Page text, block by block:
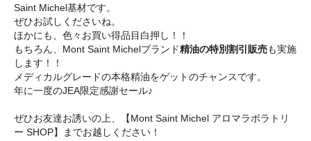
Saint Michel基材です。
ぜひお試しくださいね。
ほかにも、色々お買い得品目白押し！！
もちろん、Mont Saint Michelブランド精油の特別割引販売も実施
します！！
メディカルグレードの本格精油をゲットのチャンスです。
年に一度のJEA限定感謝セール♪
ぜひお友達お誘いの上、【Mont Saint Michel アロマラボラトリ
ー SHOP】までお越しください！